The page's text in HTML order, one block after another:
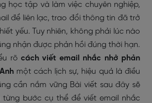
học tập và làm việc chuyên nghiệp,
để liên lạc, trao đổi thông tin đã trở
yếu. Tuy nhiên, không phải lúc nào
nhận được phản hồi đúng thời hạn.
rõ cách viết email nhắc nhở phản
một cách lịch sự, hiệu quả là điều
cần nắm vững Bài viết sau đây sẽ
từng bước cụ thể để viết email nhắc